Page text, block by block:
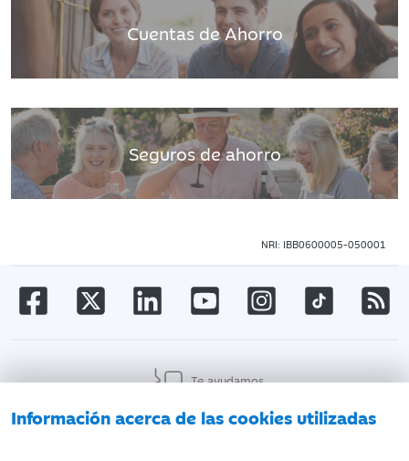
Información acerca de las cookies utilizadas
Cuentas de Ahorro
Seguros de ahorro
NRI: IBB0600005-050001
Te ayudamos